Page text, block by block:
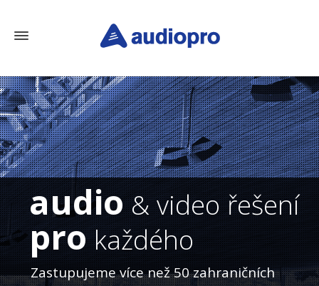
audio& video řešení
prokaždého
Zastupujeme více než 50 zahraničních